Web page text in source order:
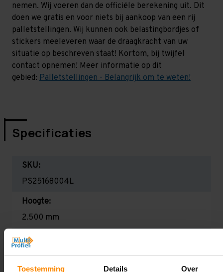
Toestemming Details Over
nemen. Wij voeren dan de officiële berekening uit. Dit
doen we gratis en voor niets bij aankoop van een rij
palletstellingen. Wij kunnen ook belastingbordjes of
stickers meeleveren waar de draagkracht van uw
situatie op beschreven staat! Kortom, bij twijfel
contact opnemen! Meer informatie op dit
gebied: Palletstellingen - Belangrijk om te weten!
Specificaties
SKU:
PS25168004L
Hoogte:
2.500 mm
Diepte:
1.100 mm